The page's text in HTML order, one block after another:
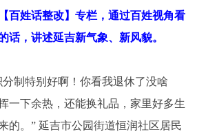
百姓话整改】专栏，通过百姓视角看
话，讲述延吉新气象、新风貌。
制特别好啊！你看我退休了没啥
一下余热，还能换礼品，家里好多生
的。” 延吉市公园街道恒润社区居民